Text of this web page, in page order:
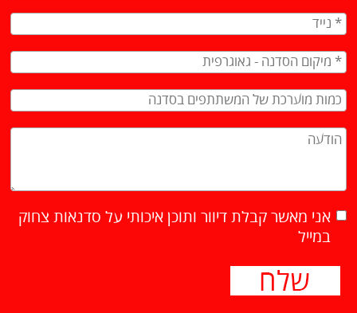
אני מאשר קבלת דיוור ותוכן איכותי על סדנאות צחוק
במייל